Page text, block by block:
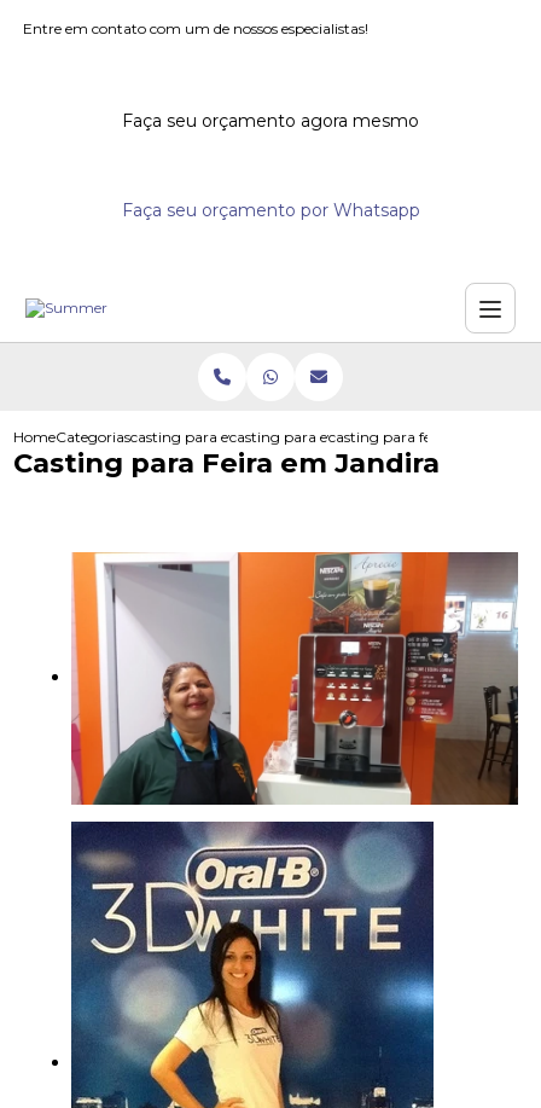
Entre em contato com um de nossos especialistas!
Faça seu orçamento agora mesmo
Faça seu orçamento por Whatsapp
HomeCategoriascasting para eventoscasting para eventos corporativos
casting para feira em jandira
Casting para Feira em Jandira